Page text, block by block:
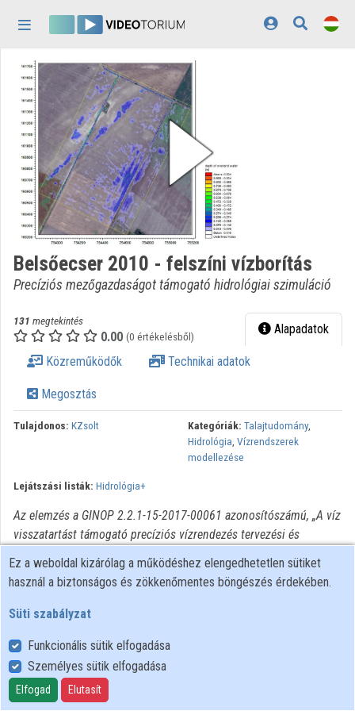
Kezdőlap
Bejelentkezés
Felfedezés
Kategóriák
Lejátszási listák
Intézmények
Közreműködők
Belsőecser 2010 - felszíni vízborítás
Precíziós mezőgazdaságot támogató hidrológiai szimuláció
131 megtekintés
0.00 (0 értékelésből) Alapadatok
Közreműködők Technikai adatok
Megosztás
Tulajdonos: KZsolt Kategóriák: Talajtudomány,
Hidrológia, Vízrendszerek
modellezése
Lejátszási listák: Hidrológia+
Az elemzés a GINOP 2.2.1-15-2017-00061 azonosítószámú, „A víz
visszatartást támogató precíziós vízrendezés tervezési és
keretében készült MIKE SHE szoftverrel (licensz tulajdonosa:
Szent István Egyetem).
Felhasználói szabályzat
Adatkezelési tájékoztató
Süti szabályzat
Ez a weboldal kizárólag a működéshez elengedhetetlen sütiket
használ a biztonságos és zökkenőmentes böngészés érdekében.
Süti szabályzat
Funkcionális sütik elfogadása
Személyes sütik elfogadása
Elfogad Elutasít